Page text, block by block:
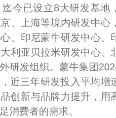
今已设立8大研发基地
、上海等境内研发中心，
、印尼蒙牛研发中心、
利亚贝拉米研发中心、
研发组织。蒙牛集团
近三年研发投入平均增
创新与品牌力提升，用
消费者的需求。